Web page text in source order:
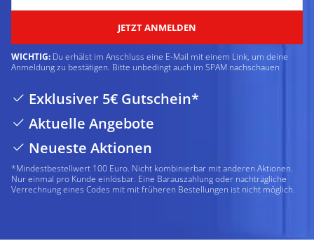
JETZT ANMELDEN
WICHTIG: Du erhälst im Anschluss eine E-Mail mit einem Link, um deine
Anmeldung zu bestätigen. Bitte unbedingt auch im SPAM nachschauen
Exklusiver 5€ Gutschein*
Aktuelle Angebote
Neueste Aktionen
*Mindestbestellwert 100 Euro. Nicht kombinierbar mit anderen Aktionen.
Nur einmal pro Kunde einlösbar. Eine Barauszahlung oder nachträgliche
Verrechnung eines Codes mit mit früheren Bestellungen ist nicht möglich.